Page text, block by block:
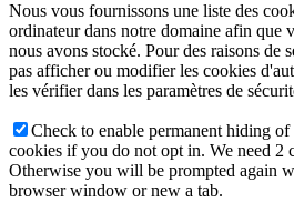
Nous vous fournissons une liste des
ordinateur dans notre domaine afin que
nous avons stocké. Pour des raisons de
pas afficher ou modifier les cookies
les vérifier dans les paramètres de
Check to enable permanent hiding of
cookies if you do not opt in. We need 2
Otherwise you will be prompted again
browser window or new a tab.